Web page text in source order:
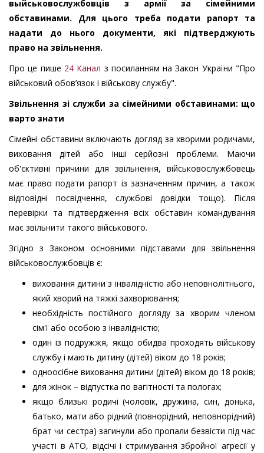
выйськовослужбовців з армії за сімейними
обставинами. Для цього треба подати рапорт та
надати до нього документи, які підтверджують
право на звільнення.
Про це пише 24 Канал з посиланням на Закон України "Про
військовий обов’язок і військову службу".
Звільнення зі служби за сімейними обставинами: що
варто знати
Сімейні обставини включають догляд за хворими родичами,
виховання дітей або інші серйозні проблеми. Маючи
об'єктивні причини для звільнення, військовослужбовець
має право подати рапорт із зазначенням причин, а також
відповідні посвідчення, службові довідки тощо). Після
перевірки та підтвердження всіх обставин командування
має звільнити такого військового.
Згідно з Законом основними підставами для звільнення
військовослужбовців є:
виховання дитини з інвалідністю або неповнолітнього,
який хворий на тяжкі захворювання;
необхідність постійного догляду за хворим членом
сім'ї або особою з інвалідністю;
один із подружжя, якщо обидва проходять військову
службу і мають дитину (дітей) віком до 18 років;
одноосібне виховання дитини (дітей) віком до 18 років;
для жінок – відпустка по вагітності та пологах;
якщо близькі родичі (чоловік, дружина, син, донька,
батько, мати або рідний (повнорідний, неповнорідний)
брат чи сестра) загинули або пропали безвісти під час
участі в АТО, відсічі і стримування збройної агресії у